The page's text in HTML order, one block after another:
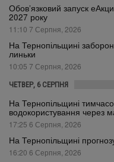
Обов’язковий запуск
2027 року
11:10 7 Серпня, 2026
На Тернопільщині
линьки
10:05 7 Серпня, 2026
ЧЕТВЕР, 6 СЕРПНЯ
На Тернопільщині
водокористування через
17:25 6 Серпня, 2026
На Тернопільщині
16:20 6 Серпня, 2026